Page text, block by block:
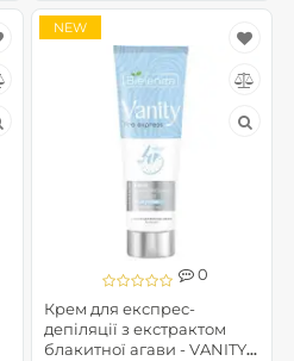
0
Крем для експрес-
депіляції з екстрактом
блакитної агави - VANITY
NEW